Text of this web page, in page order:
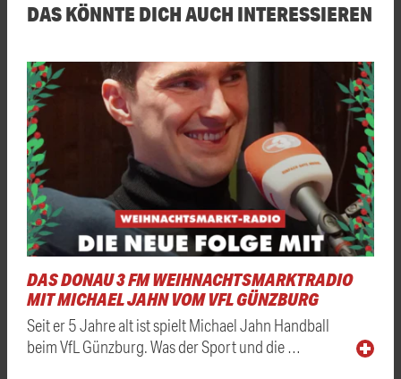
DAS KÖNNTE DICH AUCH INTERESSIEREN
DAS DONAU 3 FM WEIHNACHTSMARKTRADIO
MIT MICHAEL JAHN VOM VFL GÜNZBURG
Seit er 5 Jahre alt ist spielt Michael Jahn Handball
beim VfL Günzburg. Was der Sport und die …